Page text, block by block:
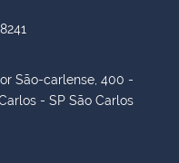
São-carlense, 400 -
- SP São Carlos